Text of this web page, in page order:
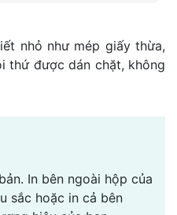
nhỏ như mép giấy thừa,
thứ được dán chặt, không
In bên ngoài hộp của
sắc hoặc in cả bên